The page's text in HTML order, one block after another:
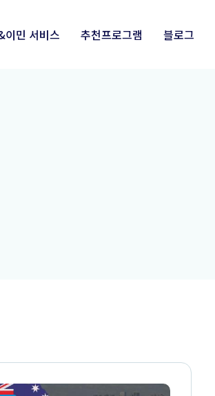
이민 서비스 추천프로그램 블로그